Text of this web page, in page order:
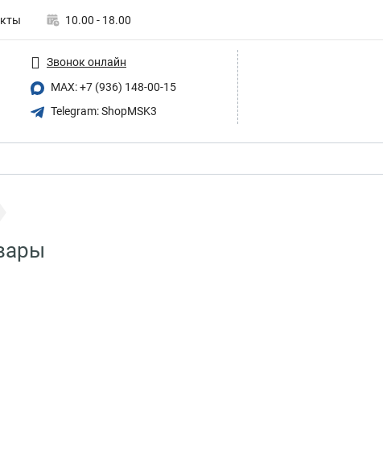
10.00 - 18.00
Звонок онлайн
MAX: +7 (936) 148-00-15
Telegram: ShopMSK3